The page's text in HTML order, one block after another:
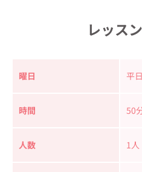
レッス
曜日 平
時間 50
人数 1人